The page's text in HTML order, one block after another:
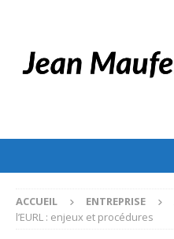
ACCUEIL ENTREPRISE
l’EURL : enjeux et procédures